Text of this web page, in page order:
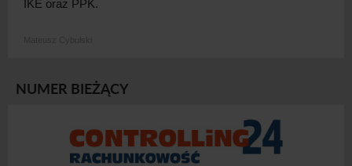
IKE oraz PPK.
NUMER BIEŻĄCY